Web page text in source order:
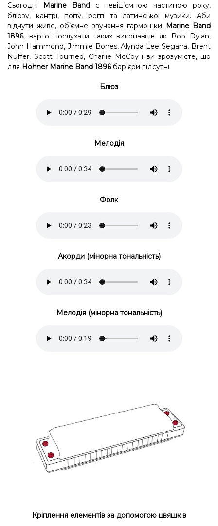
Сьогодні
Marine Bandє невід’ємною частиною року,
блюзу, кантрі, попу, реггі та латинської музики. Аби
відчути живе, об’ємне звучання гармошки
Marine Band
1896, варто послухати таких виконавців як Bob Dylan,
John Hammond, Jimmie Bones, Alynda Lee Segarra, Brent
Nuffer, Scott Tourned, Charlie McCoy і ви зрозумієте, що
для Hohner Marine Band 1896 бар'єри відсутні.
Блюз
Мелодія
Фолк
Акорди (мінорна тональність)
Мелодія (мінорна тональність)
Кріплення елементів за допомогою цвяшків